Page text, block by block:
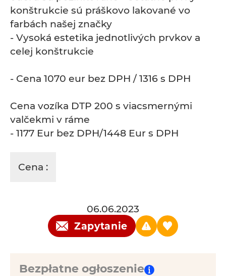
konštrukcie sú práškovo lakované vo
farbách našej značky
- Vysoká estetika jednotlivých prvkov a
celej konštrukcie
- Cena 1070 eur bez DPH / 1316 s DPH
Cena vozíka DTP 200 s viacsmernými
valčekmi v ráme
- 1177 Eur bez DPH/1448 Eur s DPH
Cena :
06.06.2023
Zapytanie
Bezpłatne ogłoszenie